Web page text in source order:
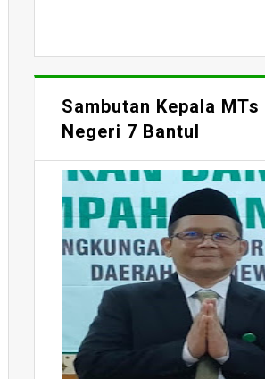
Sambutan Kepala MTs
Negeri 7 Bantul